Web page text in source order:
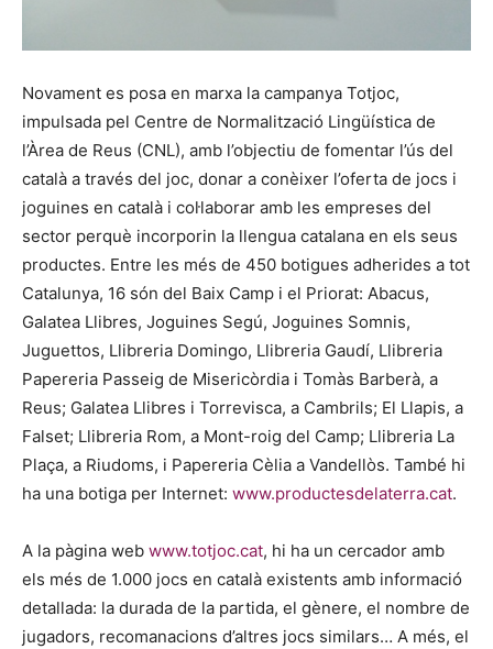
Novament es posa en marxa la campanya Totjoc,
impulsada pel Centre de Normalització Lingüística de
l’Àrea de Reus (CNL), amb l’objectiu de fomentar l’ús del
català a través del joc, donar a conèixer l’oferta de jocs i
joguines en català i col·laborar amb les empreses del
sector perquè incorporin la llengua catalana en els seus
productes. Entre les més de 450 botigues adherides a tot
Catalunya, 16 són del Baix Camp i el Priorat: Abacus,
Galatea Llibres, Joguines Segú, Joguines Somnis,
Juguettos, Llibreria Domingo, Llibreria Gaudí, Llibreria
Papereria Passeig de Misericòrdia i Tomàs Barberà, a
Reus; Galatea Llibres i Torrevisca, a Cambrils; El Llapis, a
Falset; Llibreria Rom, a Mont-roig del Camp; Llibreria La
Plaça, a Riudoms, i Papereria Cèlia a Vandellòs. També hi
ha una botiga per Internet: www.productesdelaterra.cat.
A la pàgina web www.totjoc.cat, hi ha un cercador amb
els més de 1.000 jocs en català existents amb informació
detallada: la durada de la partida, el gènere, el nombre de
jugadors, recomanacions d’altres jocs similars… A més, el